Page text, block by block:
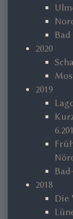
2020
2019
2018
Die